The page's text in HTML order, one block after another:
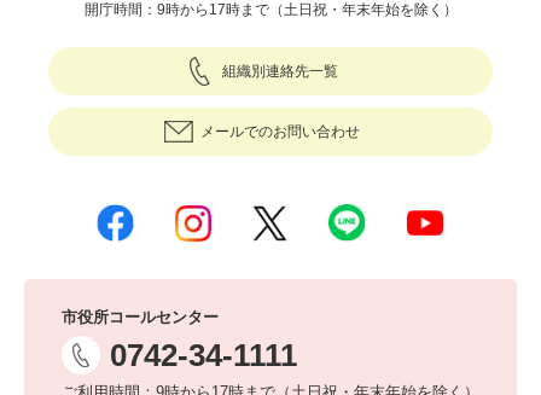
開庁時間：9時から17時まで（土日祝・年末年始を除く）
組織別連絡先一覧
メールでのお問い合わせ
市役所コールセンター
0742-34-1111